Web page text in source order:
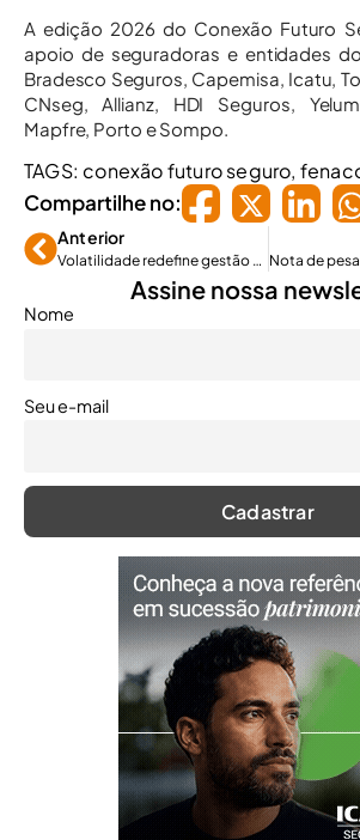
A edição 2026 do Conexão Futuro
apoio de seguradoras e entidades
Bradesco Seguros, Capemisa, Icatu,
CNseg, Allianz, HDI Seguros,
Mapfre, Porto e Sompo.
TAGS: conexão futuro seguro,
Compartilhe no:
Anterior
Volatilidade redefine gestão de riscos nas empresas
Assine nossa
Nome
Seu e-mail